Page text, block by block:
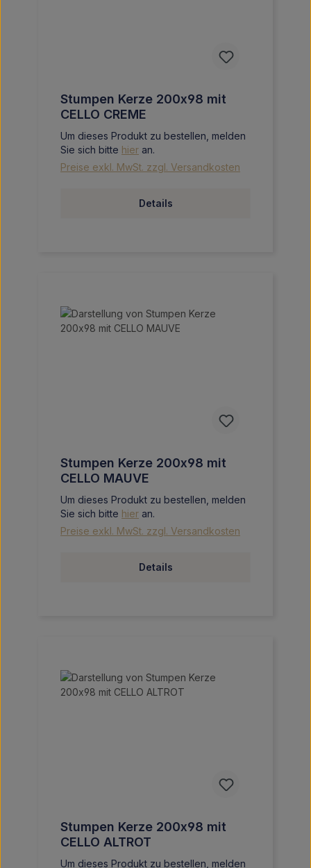
Stumpen Kerze 200x98 mit
CELLO CREME
Um dieses Produkt zu bestellen, melden
Sie sich bitte hier an.
Preise exkl. MwSt. zzgl. Versandkosten
Details
Stumpen Kerze 200x98 mit
CELLO MAUVE
Um dieses Produkt zu bestellen, melden
Sie sich bitte hier an.
Preise exkl. MwSt. zzgl. Versandkosten
Details
Stumpen Kerze 200x98 mit
CELLO ALTROT
Um dieses Produkt zu bestellen, melden